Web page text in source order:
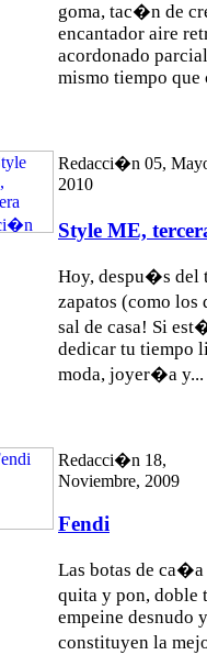
goma, tac�n de
encantador aire
acordonado
mismo tiempo que
Redacci�n 05,
2010
Style ME,
Hoy, despu�s del
zapatos (como
sal de casa! Si
dedicar tu tiempo
moda, joyer�a y...
Redacci�n 18,
Noviembre, 2009
Fendi
Las botas de
quita y pon,
empeine desnudo
constituyen la